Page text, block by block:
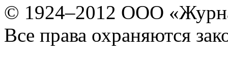
© 1924–2012 ООО
Все права охраняются